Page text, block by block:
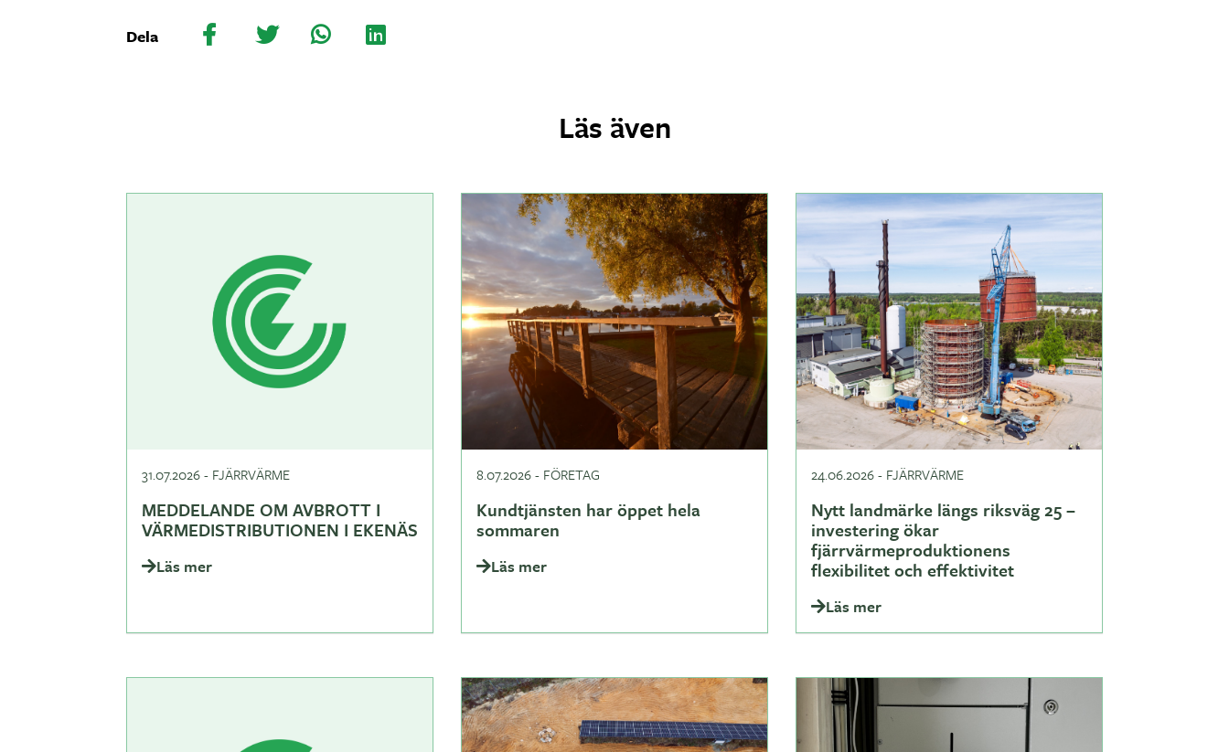
Dela
Läs även
31.07.2026- FJÄRRVÄRME
MEDDELANDE OM AVBROTT I
VÄRMEDISTRIBUTIONEN I EKENÄS
Läs mer
8.07.2026- FÖRETAG
Kundtjänsten har öppet hela
sommaren
Läs mer
24.06.2026- FJÄRRVÄRME
Nytt landmärke längs riksväg 25 –
investering ökar
fjärrvärmeproduktionens
flexibilitet och effektivitet
Läs mer